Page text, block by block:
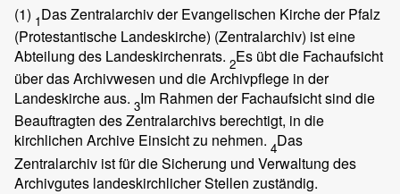
(1) 1Das Zentralarchiv der Evangelischen Kirche der Pfalz
(Protestantische Landeskirche) (Zentralarchiv) ist eine
Abteilung des Landeskirchenrats. 2Es übt die Fachaufsicht
über das Archivwesen und die Archivpflege in der
Landeskirche aus. 3Im Rahmen der Fachaufsicht sind die
Beauftragten des Zentralarchivs berechtigt, in die
kirchlichen Archive Einsicht zu nehmen. 4Das
Zentralarchiv ist für die Sicherung und Verwaltung des
Archivgutes landeskirchlicher Stellen zuständig.